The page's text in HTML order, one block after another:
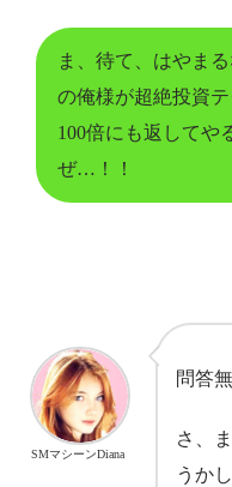
ま、待て、はやま
の俺様が超絶投資
100倍にも返してや
ぜ…！！
問答
さ、
うか
SMマシーンDiana